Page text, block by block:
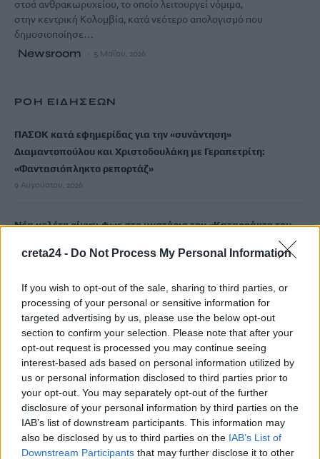
creta24 - Do Not Process My Personal Information
If you wish to opt-out of the sale, sharing to third parties, or
processing of your personal or sensitive information for
targeted advertising by us, please use the below opt-out
section to confirm your selection. Please note that after your
opt-out request is processed you may continue seeing
interest-based ads based on personal information utilized by
us or personal information disclosed to third parties prior to
your opt-out. You may separately opt-out of the further
disclosure of your personal information by third parties on the
IAB’s list of downstream participants. This information may
also be disclosed by us to third parties on the IAB’s List of
Downstream Participants that may further disclose it to other
στοά ανθρακωρυχείου, το οποίο λειτουργεί νόμιμα,
στην κεντρική Κολομβία, κατά νεότερο απολογισμό που
δημοσιοποίησε…
Newsroom 5 Μαΐου, 2026
ΡΟΗ ΕΙΔΗΣΕΩΝ
ΠΑΣΟΚ κατά εφημερίδας για την «συνάντηση»
Διαμαντοπούλου και Χριστοδουλάκη με Γεραπετρίτη:
«Φαντασιόπληκτο ρεπορτάζ»
9 Αυγούστου, 2026
Νέα μελέτη ρίχνει φως στο μυστήριο του «Καταρράκτη του
9 Αυγούστου, 2026
Χανιά: Συνελήφθη 52χρονος για ναρκωτικά – Βρήκαν 150
γραμμάρια κάνναβης και τρία δενδρύλλια
9 Αυγούστου, 2026
Επική προσφορά: Βενζινάδικο έκανε έκπτωση σε όσους
χόρευαν μέχρι το ταμείο
9 Αυγούστου, 2026
Πώς έγινε το τροχαίο στην Αθηνών-Σουνίου με δύο